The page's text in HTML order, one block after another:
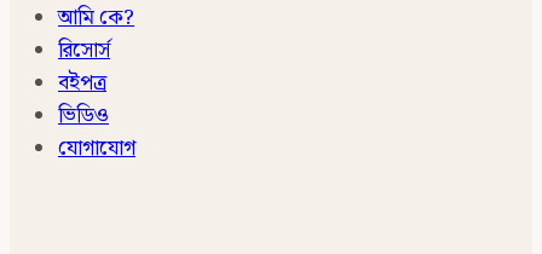
আমি কে?
রিসোর্স
বইপত্র
ভিডিও
যোগাযোগ